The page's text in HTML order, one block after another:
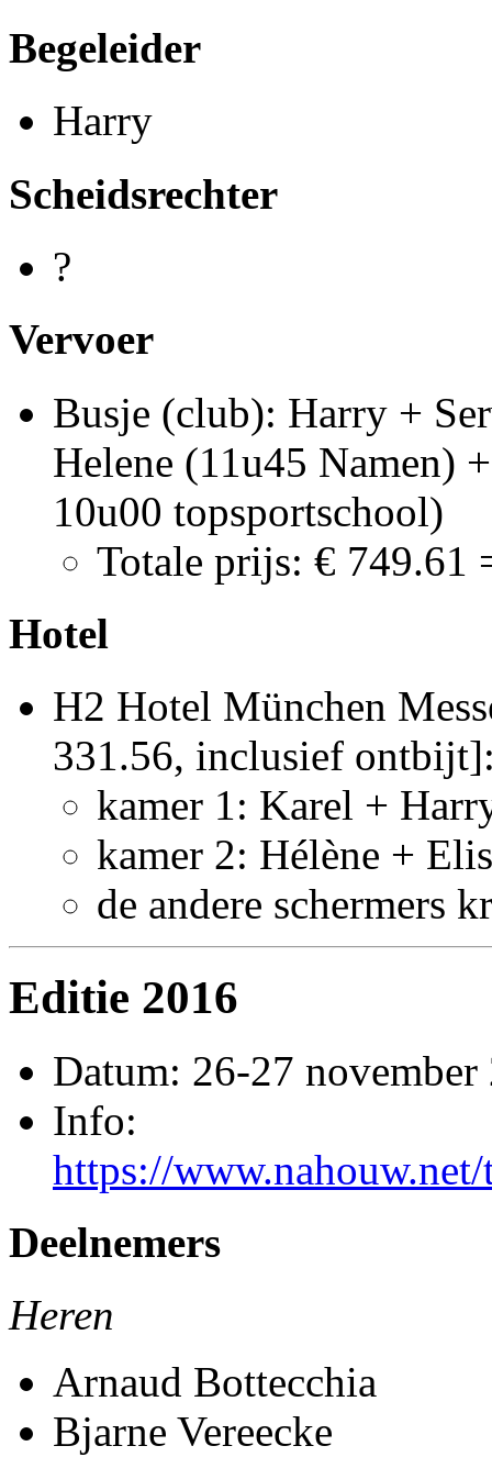
Begeleider
Harry
Scheidsrechter
?
Vervoer
Busje (club): Harry +
Helene (11u45 Namen)
10u00 topsportschool)
Totale prijs: € 749.61
Hotel
H2 Hotel München
331.56, inclusief
kamer 1: Karel +
kamer 2: Hélène +
de andere schermers
Editie 2016
Datum: 26-27 november
Info:
https://
Deelnemers
Heren
Arnaud Bottecchia
Bjarne Vereecke